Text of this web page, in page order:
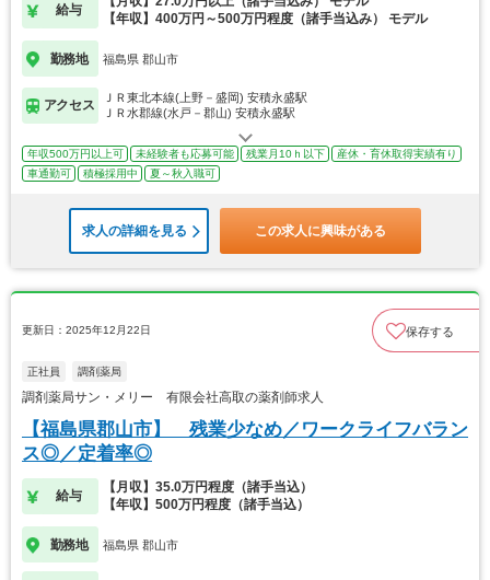
給与
【年収】400万円～500万円程度（諸手当込み） モデル
勤務地 福島県 郡山市
アクセス
ＪＲ東北本線(上野－盛岡) 安積永盛駅
ＪＲ水郡線(水戸－郡山) 安積永盛駅
年収500万円以上可 未経験者も応募可能 残業月10ｈ以下
産休・育休取得実績有り
車通勤可
積極採用中 夏～秋入職可
求人の詳細を見る この求人に興味がある
更新日：2025年12月22日 保存する
正社員 調剤薬局
調剤薬局サン・メリー 有限会社高取の薬剤師求人
【福島県郡山市】 残業少なめ／ワークライフバラン
ス◎／定着率◎
給与
【月収】35.0万円程度（諸手当込）
【年収】500万円程度（諸手当込）
勤務地 福島県 郡山市